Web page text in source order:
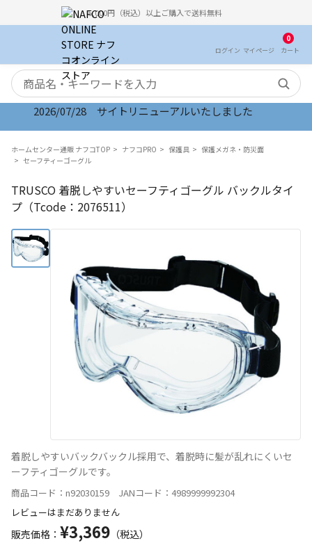
5,000円（税込）以上ご購入で送料無料
ログイン マイ ページ
0
カート
検索キーワード
2026/07/28 サイトリニューアルいたしました
ホームセンター通販 ナフコTOP ナフコPRO 保護具
保護メガネ・防災面
セーフティーゴーグル
TRUSCO 着脱しやすいセーフティゴーグル バックルタイ
プ（Tcode：2076511）
着脱しやすいバックバックル採用で、着脱時に髪が乱れにくいセ
ーフティゴーグルです。
商品コード：n92030159 JANコード：4989999992304
レビューはまだありません
販売価格： ¥3,369 （税込）